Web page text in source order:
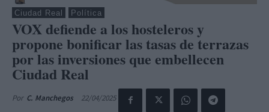
Ciudad Real Política
VOX defiende a los hosteleros y
propone bonificar las tasas de terrazas
por las inversiones que embellecen
Ciudad Real
Por C. Manchegos 22/04/2025